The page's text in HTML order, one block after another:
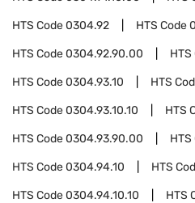
HTS Code0304.92 HTS Code
HTS Code0304.92.90.00 HTS
HTS Code0304.93.10 HTS
HTS Code0304.93.10.10 HTS
HTS Code0304.93.90.00 HTS
HTS Code0304.94.10 HTS
HTS Code0304.94.10.10 HTS